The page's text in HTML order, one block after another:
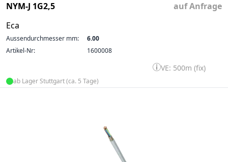
NYM-J 1G2,5
Eca
auf Anfrage
Aussendurchmesser mm:
6.00
Artikel-Nr:
1600008
VE: 500m (fix)
ab Lager Stuttgart (ca. 5 Tage)